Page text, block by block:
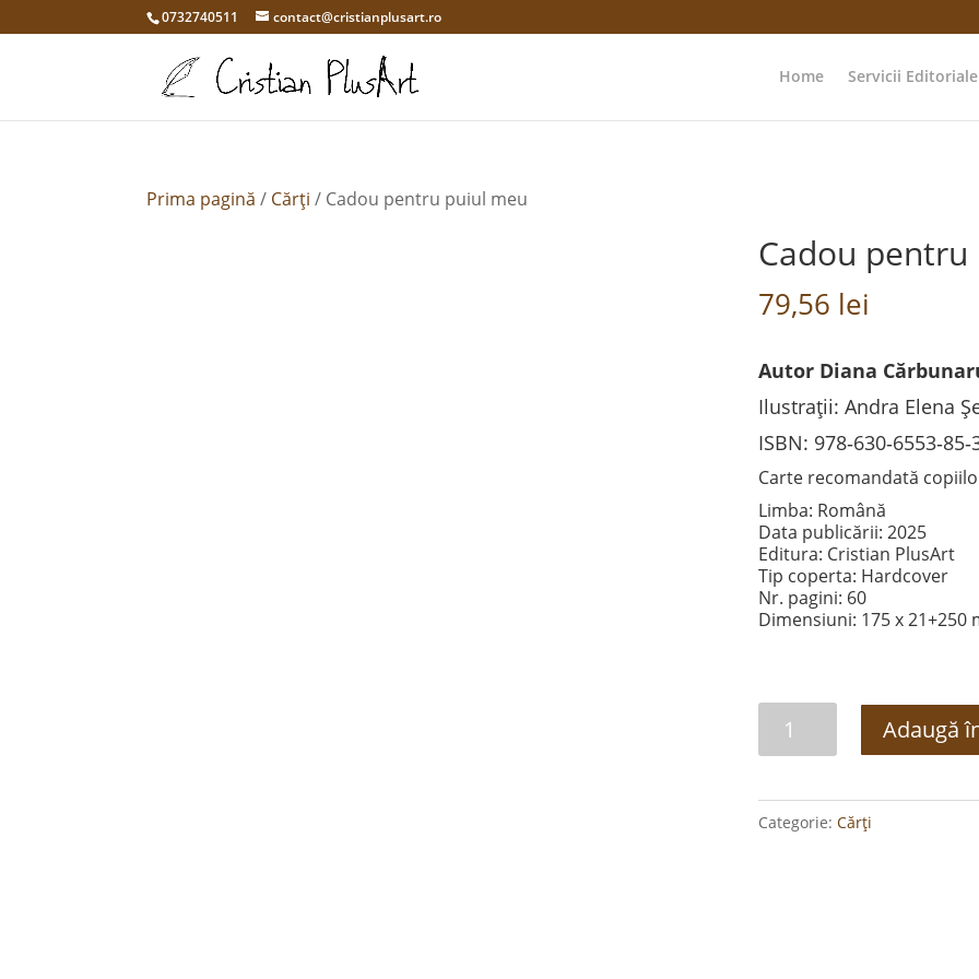
0732740511 contact@cristianplusart.ro
Home Servicii Editoriale
Prima pagină / Cărți / Cadou pentru puiul meu
Cadou
79,56 lei
Autor Diana
Ilustrații: Andra Elena
ISBN:
Carte recomandată
Limba: Română
Data publicării: 2025
Editura: Cristian PlusArt
Tip coperta: Hardcover
Nr. pagini: 60
Dimensiuni: 175 x 21+250
Cadou
puiul
meu
Adaugă
Categorie: Cărți